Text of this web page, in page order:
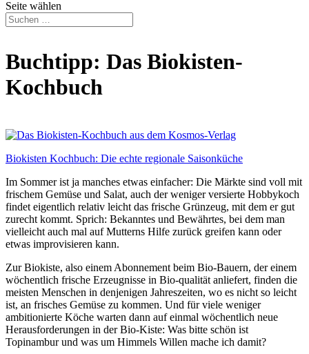
Seite wählen
Buchtipp: Das Biokisten-
Kochbuch
Biokisten Kochbuch: Die echte regionale Saisonküche
Im Sommer ist ja manches etwas einfacher: Die Märkte sind voll mit
frischem Gemüse und Salat, auch der weniger versierte Hobbykoch
findet eigentlich relativ leicht das frische Grünzeug, mit dem er gut
zurecht kommt. Sprich: Bekanntes und Bewährtes, bei dem man
vielleicht auch mal auf Mutterns Hilfe zurück greifen kann oder
etwas improvisieren kann.
Zur Biokiste, also einem Abonnement beim Bio-Bauern, der einem
wöchentlich frische Erzeugnisse in Bio-qualität anliefert, finden die
meisten Menschen in denjenigen Jahreszeiten, wo es nicht so leicht
ist, an frisches Gemüse zu kommen. Und für viele weniger
ambitionierte Köche warten dann auf einmal wöchentlich neue
Herausforderungen in der Bio-Kiste: Was bitte schön ist
Topinambur und was um Himmels Willen mache ich damit?